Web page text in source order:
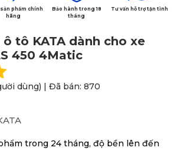
phẩm chính
hãng
Bảo hành trong 18
tháng
Tư vấn hỗ trợ tận tình
tô KATA dành cho xe
450 4Matic
dùng) | Đã bán: 870
trong 24 tháng, độ bền lên đến